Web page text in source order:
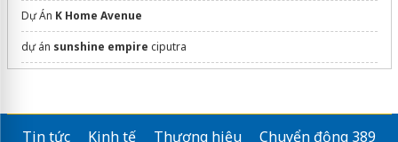
Dự Án K Home Avenue
dự án sunshine empire ciputra
Tin tức Kinh tế Thương hiệu
Chuyển động 389